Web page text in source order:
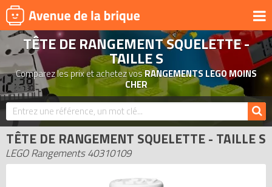
UNIVERS
PRODUITS DÉRIVÉS
NOUVEAUTÉS
LEGO 2026
BONS PLANS
ACTUALITÉS
TÊTE DE RANGEMENT SQUELETTE -
TAILLE S
Comparez les prix et achetez vosRANGEMENTS LEGO MOINS
CHER
TÊTE DE RANGEMENT SQUELETTE - TAILLE S
LEGO Rangements 40310109